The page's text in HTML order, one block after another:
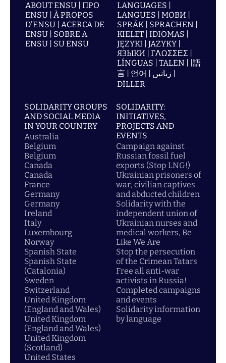
ABOUT ENSU | ПРО
ENSU | À PROPOS
D'ENSU | ACERCA DE
ENSU | SOBRE A
ENSU | SU ENSU
LANGUAGES |
LANGUES | МОВИ |
SPRÅK | SPRACHEN |
KIELET | IDIOMAS |
JĘZYKI | JAZYKY |
ЯЗЫКИ | ΓΛΩΣΣΕΣ |
LÍNGUAS | TALEN | |語
言 | 언어 | زبانیں |
DİLLER
SOLIDARITY GROUPS
AND SOCIAL MEDIA
IN YOUR COUNTRY
Australia
Belgium
Belgium
Canada
Canada
France
Germany
Germany
Ireland
Italy
Luxembourg
Norway
Spanish State
Spanish State
(Catalonia)
Sweden
Switzerland
United Kingdom
(England and Wales)
United Kingdom
(England and Wales)
United Kingdom
(Scotland)
United States
SOLIDARITY:
INITIATIVES,
PROJECTS AND
EVENTS
Campaign against
Russian fossil fuel
exports (Stop LNG!)
Ukrainian prisoners of
war, civilian captives
and abducted children
Solidarity with the
independent union of
Ukrainian nurses and
medical workers, Be
Like We Are
Stop the persecution
of the Crimean Tatars
Free all anti-war
activists in Russia!
Completed campaigns
and events
Solidarity information
by language